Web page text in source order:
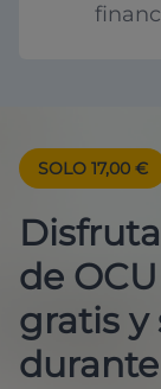
SOLO 17,00 €
de
gratis y